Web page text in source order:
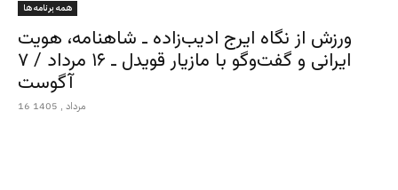
همه برنامه ها
ورزش از نگاه ایرج ادیب‌زاده ـ شاهنامه، هویت
ایرانی و گفت‌وگو با مازیار قویدل ـ ۱۶ مرداد / ۷
آگوست
16 مرداد , 1405